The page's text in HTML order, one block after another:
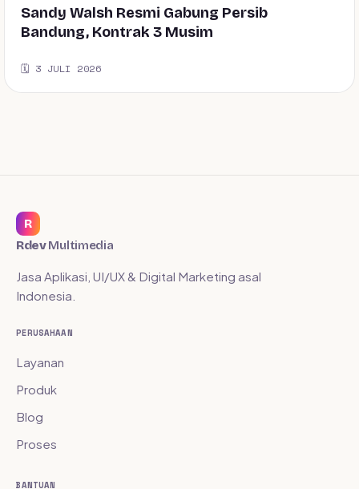
Sandy Walsh Resmi Gabung Persib
Bandung, Kontrak 3 Musim
🗓️ 3 JULI 2026
R
RdevMultimedia
Jasa Aplikasi, UI/UX & Digital Marketing asal
Indonesia.
PERUSAHAAN
Layanan
Produk
Blog
Proses
BANTUAN